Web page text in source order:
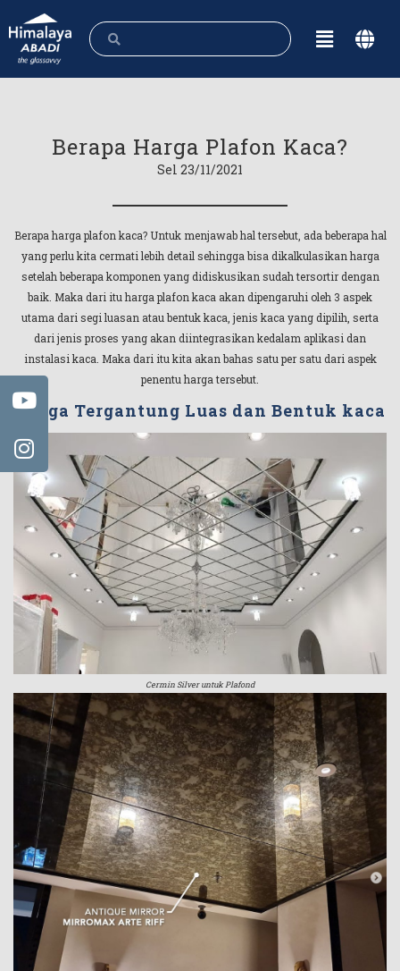
Berapa Harga Plafon Kaca?
Sel 23/11/2021
Berapa harga plafon kaca? Untuk menjawab hal tersebut, ada beberapa hal
yang perlu kita cermati lebih detail sehingga bisa dikalkulasikan harga
setelah beberapa komponen yang didiskusikan sudah tersortir dengan
baik. Maka dari itu harga plafon kaca akan dipengaruhi oleh 3 aspek
utama dari segi luasan atau bentuk kaca, jenis kaca yang dipilih, serta
dari jenis proses yang akan diintegrasikan kedalam aplikasi dan
instalasi kaca. Maka dari itu kita akan bahas satu per satu dari aspek
penentu harga tersebut.
Harga Tergantung Luas dan Bentuk kaca
Cermin Silver untuk Plafond